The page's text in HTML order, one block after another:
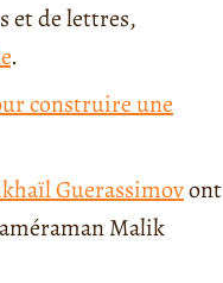
et de lettres,
.
construire une
Guerassimovont
Malik